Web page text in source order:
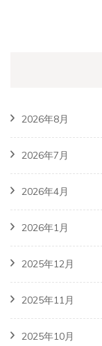
2026年8月
2026年7月
2026年4月
2026年1月
2025年12月
2025年11月
2025年10月